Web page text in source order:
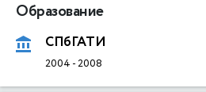
Образование
СПбГАТИ
2004 -2008